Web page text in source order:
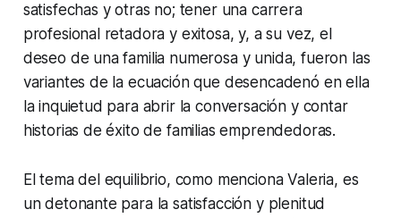
satisfechas y otras no; tener una carrera
profesional retadora y exitosa, y, a su vez, el
deseo de una familia numerosa y unida, fueron las
variantes de la ecuación que desencadenó en ella
la inquietud para abrir la conversación y contar
historias de éxito de familias emprendedoras.
El tema del equilibrio, como menciona Valeria, es
un detonante para la satisfacción y plenitud